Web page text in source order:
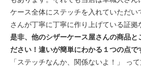
ケース全体にステッチを入れていただい
さんが丁寧に丁寧に作り上げている証拠
是非、他のシザーケース屋さんの商品と
ださい！違いが簡単にわかる１つの点で
「ステッチなんか、関係ないよ！」 っ